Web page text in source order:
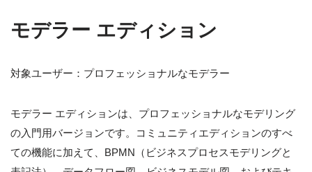
モデラー エディション
対象ユーザー：プロフェッショナルなモデラー
モデラー エディションは、プロフェッショナルなモデリング
の入門用バージョンです。コミュニティエディションのすべ
ての機能に加えて、BPMN（ビジネスプロセスモデリングと